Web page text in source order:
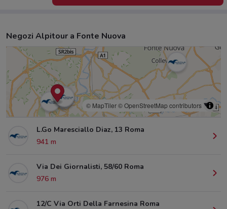
Negozi Alpitour a Fonte Nuova
© MapTiler© OpenStreetMap contributors
L.Go Maresciallo Diaz, 13 Roma
941 m
Via Dei Giornalisti, 58/60 Roma
976 m
12/C Via Orti Della Farnesina Roma